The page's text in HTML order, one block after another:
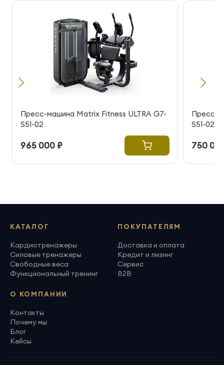
Пресс-машина Matrix Fitness ULTRA G7-
S51-02
965 000 ₽
Пресс-
S51-02
750
КАТАЛОГ
Кардиотренажеры
Силовые тренажеры
Свободные веса
Функциональный тренинг
ПОКУПАТЕЛЯМ
Доставка и оплата
Кредит и лизинг
Сервис
B2B
О КОМПАНИИ
Контакты
Почему мы
Блог
Кейсы